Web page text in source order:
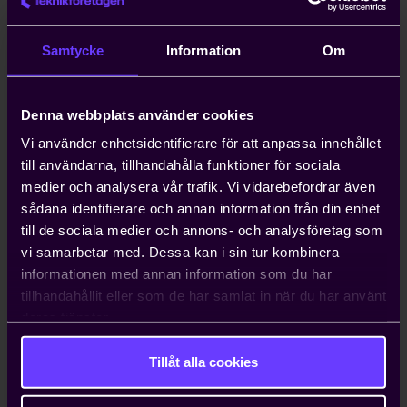
Samtycke Information Om
Denna webbplats använder cookies
Vi använder enhetsidentifierare för att anpassa innehållet
till användarna, tillhandahålla funktioner för sociala
medier och analysera vår trafik. Vi vidarebefordrar även
sådana identifierare och annan information från din enhet
till de sociala medier och annons- och analysföretag som
vi samarbetar med. Dessa kan i sin tur kombinera
informationen med annan information som du har
tillhandahållit eller som de har samlat in när du har använt
Tillåt alla cookies
anställa icke-EU-medborgare kan ta upp
till ett år. Teknikföretagen kan ordna
Hjälp med att driva viktiga
näringspolitiska frågor
Vi bedriver påverkans- och
opinionsarbete i Sverige och EU för att
ta tillvara våra medlemmars intressen.
Genom oss har du möjlighet att påverka
beslut som du som enskilt företag i
vanliga fall bara får ta konsekvenserna av.